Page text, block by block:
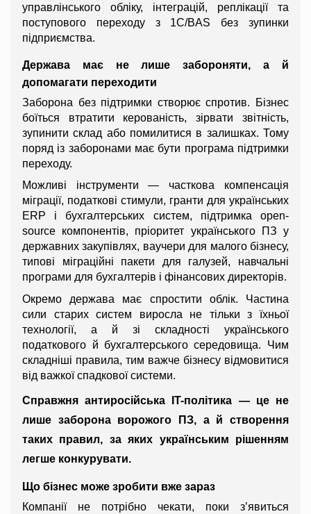
управлінського обліку, інтеграцій, реплікації та
поступового переходу з 1С/BAS без зупинки
підприємства.
Держава має не лише забороняти, а й
допомагати переходити
Заборона без підтримки створює спротив. Бізнес
боїться втратити керованість, зірвати звітність,
зупинити склад або помилитися в залишках. Тому
поряд із заборонами має бути програма підтримки
переходу.
Можливі інструменти — часткова компенсація
міграції, податкові стимули, гранти для українських
ERP і бухгалтерських систем, підтримка open-
source компонентів, пріоритет українського ПЗ у
державних закупівлях, ваучери для малого бізнесу,
типові міграційні пакети для галузей, навчальні
програми для бухгалтерів і фінансових директорів.
Окремо держава має спростити облік. Частина
сили старих систем виросла не тільки з їхньої
технології, а й зі складності українського
податкового й бухгалтерського середовища. Чим
складніші правила, тим важче бізнесу відмовитися
від важкої спадкової системи.
Справжня антиросійська IT-політика — це не
лише заборона ворожого ПЗ, а й створення
таких правил, за яких українським рішенням
легше конкурувати.
Що бізнес може зробити вже зараз
Компанії не потрібно чекати, поки з’явиться